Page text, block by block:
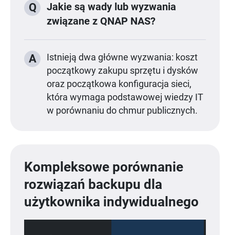
Q
Jakie są wady lub wyzwania
związane z QNAP NAS?
A
Istnieją dwa główne wyzwania: koszt
początkowy zakupu sprzętu i dysków
oraz początkowa konfiguracja sieci,
która wymaga podstawowej wiedzy IT
w porównaniu do chmur publicznych.
Kompleksowe porównanie
rozwiązań backupu dla
użytkownika indywidualnego